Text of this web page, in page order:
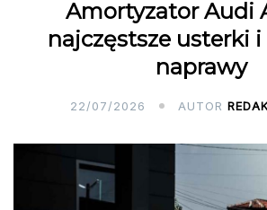
Amortyzator Audi
najczęstsze usterki
naprawy
22/07/2026 AUTOR